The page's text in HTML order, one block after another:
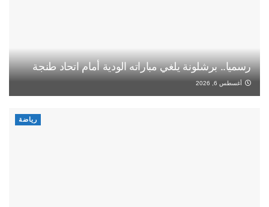
رسميا.. برشلونة يلغي مباراته الودية أمام اتحاد طنجة
أغسطس 6, 2026
رياضة